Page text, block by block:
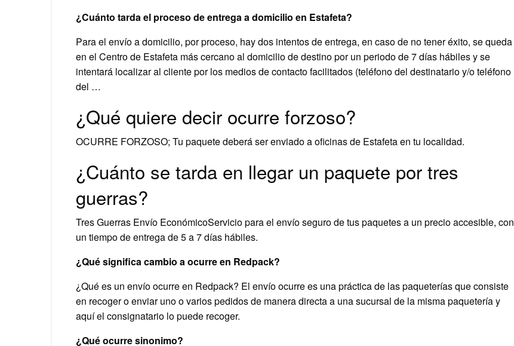
¿Cuánto tarda el proceso de entrega a domicilio en Estafeta?
Para el envío a domicilio, por proceso, hay dos intentos de entrega, en caso de no tener éxito, se queda
en el Centro de Estafeta más cercano al domicilio de destino por un periodo de 7 días hábiles y se
intentará localizar al cliente por los medios de contacto facilitados (teléfono del destinatario y/o teléfono
del …
¿Qué quiere decir ocurre forzoso?
OCURRE FORZOSO; Tu paquete deberá ser enviado a oficinas de Estafeta en tu localidad.
¿Cuánto se tarda en llegar un paquete por tres
guerras?
Tres Guerras Envío EconómicoServicio para el envío seguro de tus paquetes a un precio accesible, con
un tiempo de entrega de 5 a 7 días hábiles.
¿Qué significa cambio a ocurre en Redpack?
¿Qué es un envío ocurre en Redpack? El envío ocurre es una práctica de las paqueterías que consiste
en recoger o enviar uno o varios pedidos de manera directa a una sucursal de la misma paquetería y
aquí el consignatario lo puede recoger.
¿Qué ocurre sinonimo?